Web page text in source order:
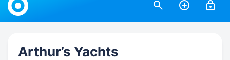
Arthur’s Yachts